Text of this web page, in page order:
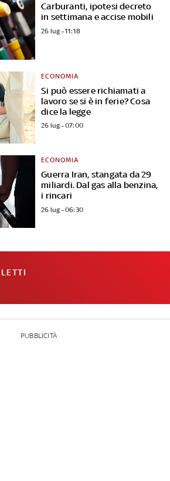
Carburanti, ipotesi decreto
in settimana e accise mobili
26 lug - 11:18
Si può essere richiamati a
lavoro se si è in ferie? Cosa
dice la legge
ECONOMIA
26 lug - 07:00
Guerra Iran, stangata da 29
miliardi. Dal gas alla benzina,
i rincari
ECONOMIA
26 lug - 06:30
PUBBLICITÀ